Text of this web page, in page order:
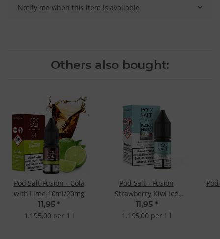
Notify me when this item is available
Others also bought:
Pod Salt Fusion - Cola
with Lime 10ml/20mg
11,95 *
1.195,00 per 1 l
Pod Salt - Fusion
Strawberry Kiwi Ice
10ml/20mg
11,95 *
1.195,00 per 1 l